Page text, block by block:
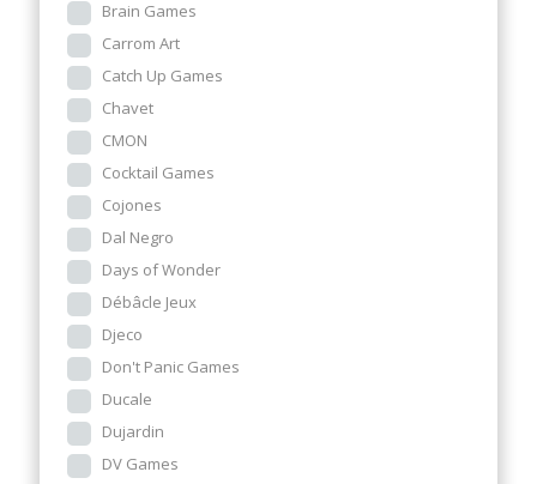
Brain Games
Carrom Art
Catch Up Games
Chavet
CMON
Cocktail Games
Cojones
Dal Negro
Days of Wonder
Débâcle Jeux
Djeco
Don't Panic Games
Ducale
Dujardin
DV Games